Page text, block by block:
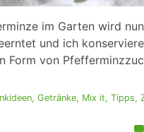
im Garten wird
und ich
Form von
, Getränke, Mix it, Tipps,